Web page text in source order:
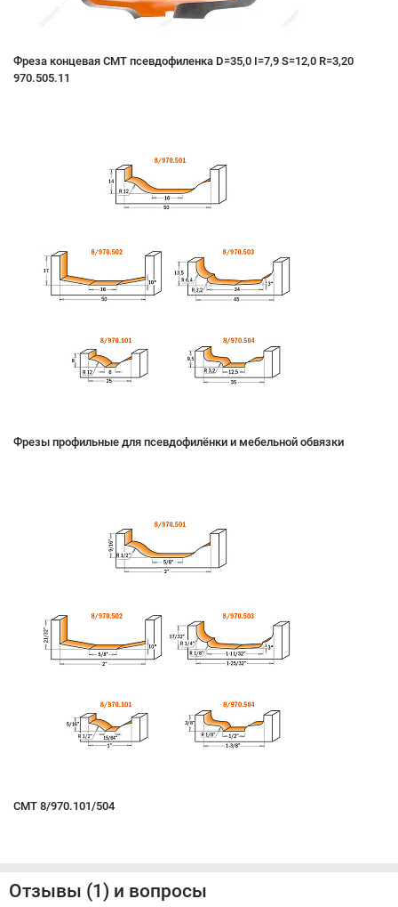
Фреза концевая CMT псевдофиленка D=35,0 I=7,9 S=12,0 R=3,20
970.505.11
Фрезы профильные для псевдофилёнки и мебельной обвязки
CMT 8/970.101/504
Отзывы (1) и вопросы